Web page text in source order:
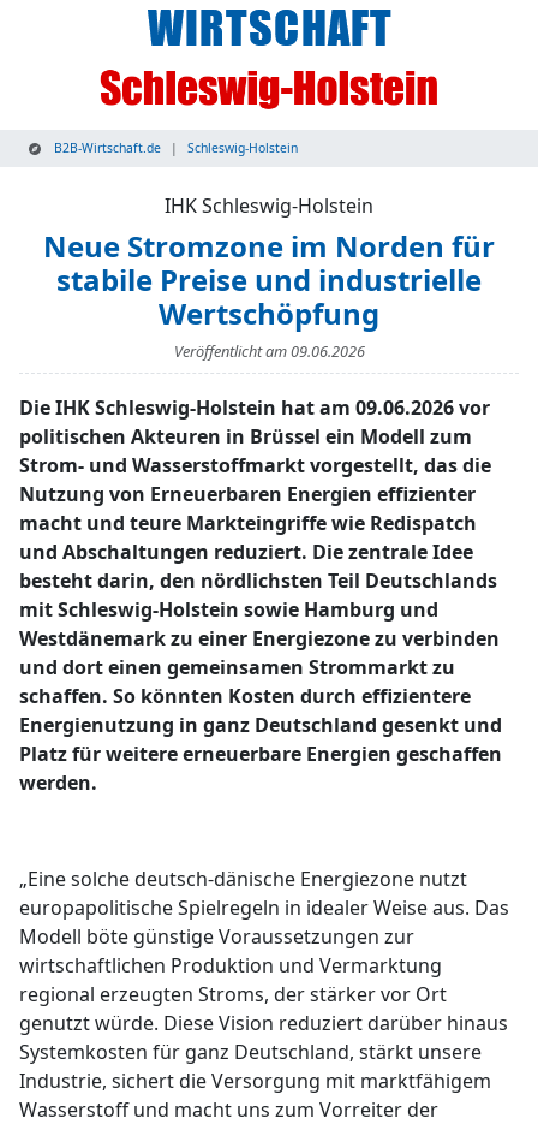
B2B-Wirtschaft.de Schleswig-Holstein
IHK Schleswig-Holstein
Neue Stromzone im Norden für
stabile Preise und industrielle
Wertschöpfung
Veröffentlicht am09.06.2026
Die IHK Schleswig-Holstein hat am 09.06.2026 vor
politischen Akteuren in Brüssel ein Modell zum
Strom- und Wasserstoffmarkt vorgestellt, das die
Nutzung von Erneuerbaren Energien effizienter
macht und teure Markteingriffe wie Redispatch
und Abschaltungen reduziert. Die zentrale Idee
besteht darin, den nördlichsten Teil Deutschlands
mit Schleswig-Holstein sowie Hamburg und
Westdänemark zu einer Energiezone zu verbinden
und dort einen gemeinsamen Strommarkt zu
schaffen. So könnten Kosten durch effizientere
Energienutzung in ganz Deutschland gesenkt und
Platz für weitere erneuerbare Energien geschaffen
werden.
„Eine solche deutsch-dänische Energiezone nutzt
europapolitische Spielregeln in idealer Weise aus. Das
Modell böte günstige Voraussetzungen zur
wirtschaftlichen Produktion und Vermarktung
regional erzeugten Stroms, der stärker vor Ort
genutzt würde. Diese Vision reduziert darüber hinaus
Systemkosten für ganz Deutschland, stärkt unsere
Industrie, sichert die Versorgung mit marktfähigem
Wasserstoff und macht uns zum Vorreiter der